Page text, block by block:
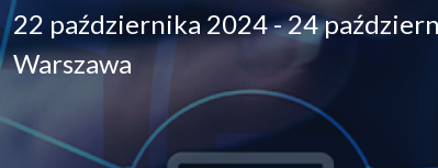
22 października 2024 - 24
Warszawa